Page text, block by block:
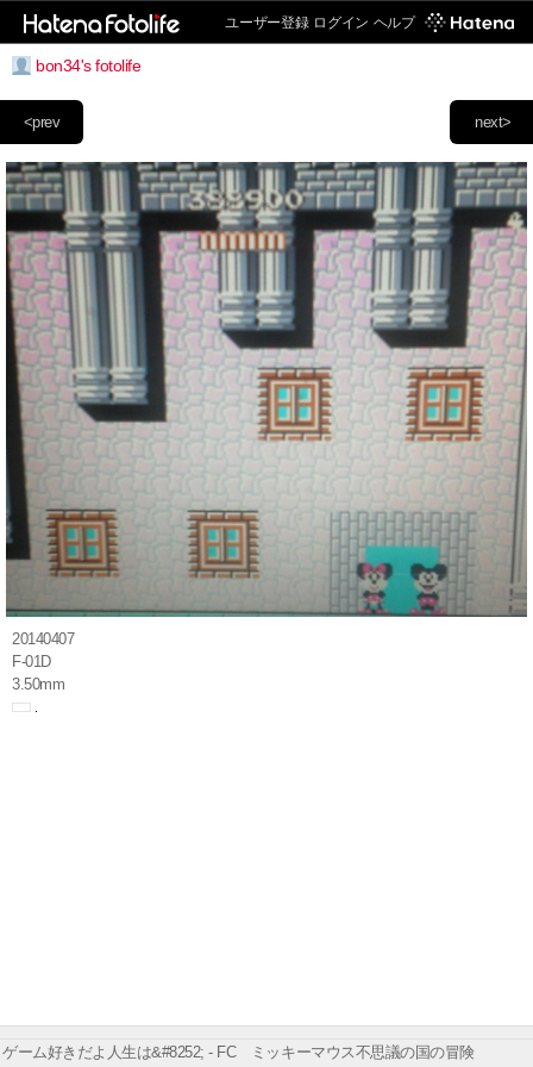
ユーザー登録 ログイン ヘルプ
bon34's fotolife
next>
<prev
20140407
F-01D
3.50mm
ゲーム好きだよ人生は&#8252; - FC ミッキーマウス不思議の国の冒険